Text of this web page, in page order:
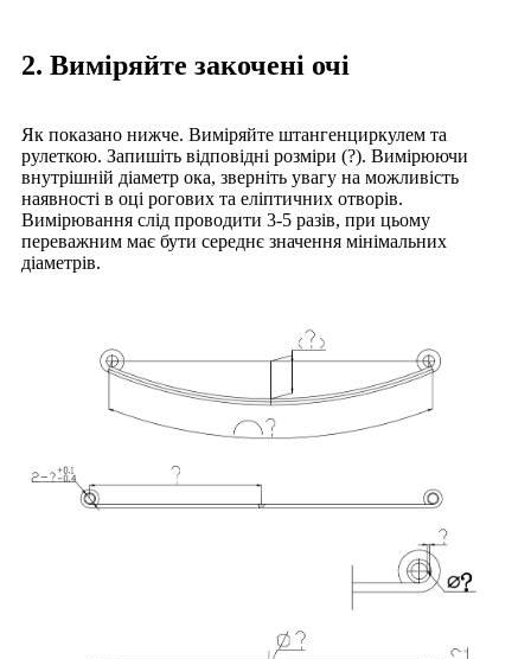
2. Виміряйте закочені очі
Як показано нижче. Виміряйте штангенциркулем та
рулеткою. Запишіть відповідні розміри (?). Вимірюючи
внутрішній діаметр ока, зверніть увагу на можливість
наявності в оці рогових та еліптичних отворів.
Вимірювання слід проводити 3-5 разів, при цьому
переважним має бути середнє значення мінімальних
діаметрів.